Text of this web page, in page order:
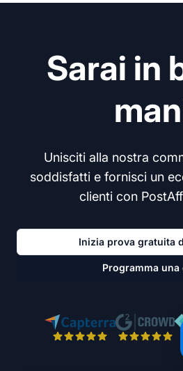
Sarai in
Unisciti alla nostra
soddisfatti e fornisci un
clienti con
Inizia prova gratuita
Programma una